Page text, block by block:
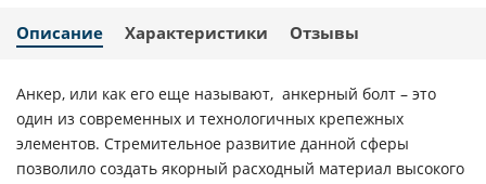
Описание Характеристики Отзывы
Анкер, или как его еще называют, анкерный болт – это
один из современных и технологичных крепежных
элементов. Стремительное развитие данной сферы
позволило создать якорный расходный материал высокого